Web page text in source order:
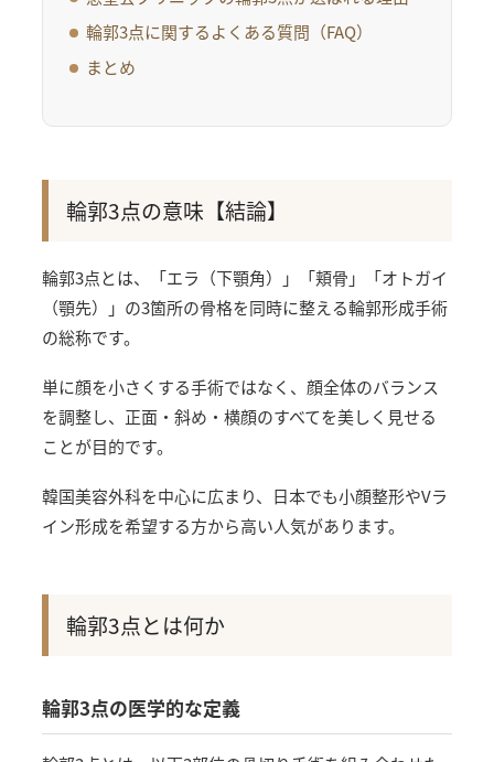
輪郭3点に関するよくある質問（FAQ）
まとめ
輪郭3点の意味【結論】
輪郭3点とは、「エラ（下顎角）」「頬骨」「オトガイ
（顎先）」の3箇所の骨格を同時に整える輪郭形成手術
の総称です。
単に顔を小さくする手術ではなく、顔全体のバランス
を調整し、正面・斜め・横顔のすべてを美しく見せる
ことが目的です。
韓国美容外科を中心に広まり、日本でも小顔整形やVラ
イン形成を希望する方から高い人気があります。
輪郭3点とは何か
輪郭3点の医学的な定義